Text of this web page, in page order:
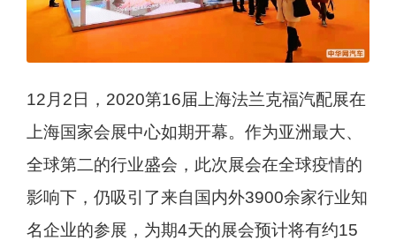
12月2日，2020第16届上海法兰克福汽配展在
上海国家会展中心如期开幕。作为亚洲最大、
全球第二的行业盛会，此次展会在全球疫情的
影响下，仍吸引了来自国内外3900余家行业知
名企业的参展，为期4天的展会预计将有约15